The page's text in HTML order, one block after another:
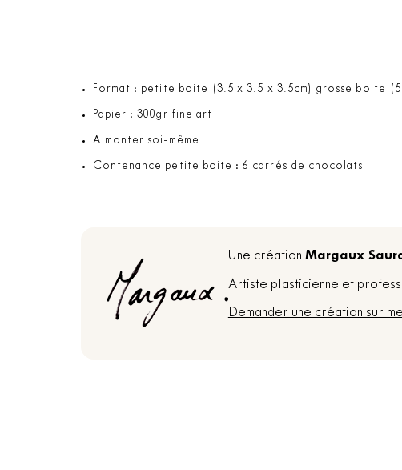
Format : petite boite (3.5 x 3.5 x 3.5cm) grosse boite
Papier : 300gr fine art
A monter soi-même
Contenance petite boite : 6 carrés de chocolats
Une création Margaux
Artiste plasticienne et
Demander une création sur